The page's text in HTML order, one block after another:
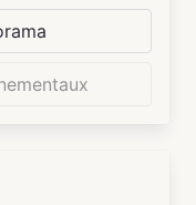
Kontainer
d'artistes
résidences.